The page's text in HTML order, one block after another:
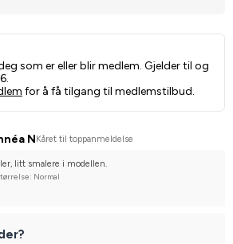
som er eller blir medlem. Gjelder til og
for å få tilgang til medlemstilbud.
NKåret til toppanmeldelse
litt smalere i modellen.
Normal